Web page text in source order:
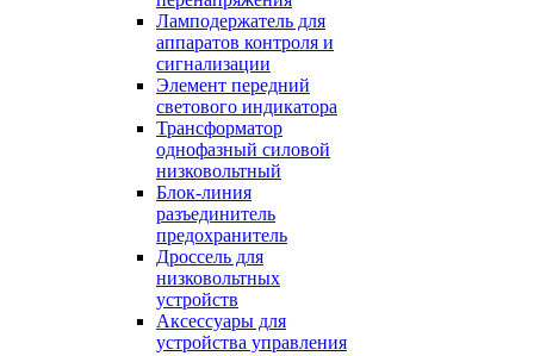
Ламподержатель для
аппаратов контроля и
сигнализации
Элемент передний
светового индикатора
Трансформатор
однофазный силовой
низковольтный
Блок-линия
разъединитель
предохранитель
Дроссель для
низковольтных
устройств
Аксессуары для
устройства управления